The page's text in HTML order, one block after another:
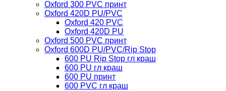
Oxford 300 PVC принт
Oxford 420D PU/PVC
Oxford 420 PVC
Oxford 420D PU
Oxford 500 PVC принт
Oxford 600D PU/PVC/Rip Stop
600 PU Rip Stop гл краш
600 PU гл краш
600 PU принт
600 PVC гл краш